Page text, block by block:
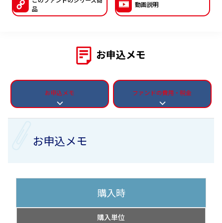
サステナビリティレポート等
品
動画説明
お申込メモ
お申込メモ ファンドの費用・税金
お申込メモ
購入時
購入単位